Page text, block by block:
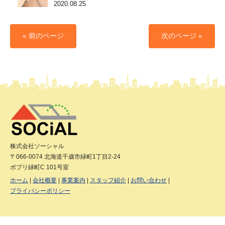
2020.08.25
« 前のページ 次のページ »
株式会社ソーシャル
〒066-0074 北海道千歳市緑町1丁目2-24
ポプリ緑町C 101号室
ホーム
会社概要 事業案内 スタッフ紹介
お問い合わせ
プライバシーポリシー